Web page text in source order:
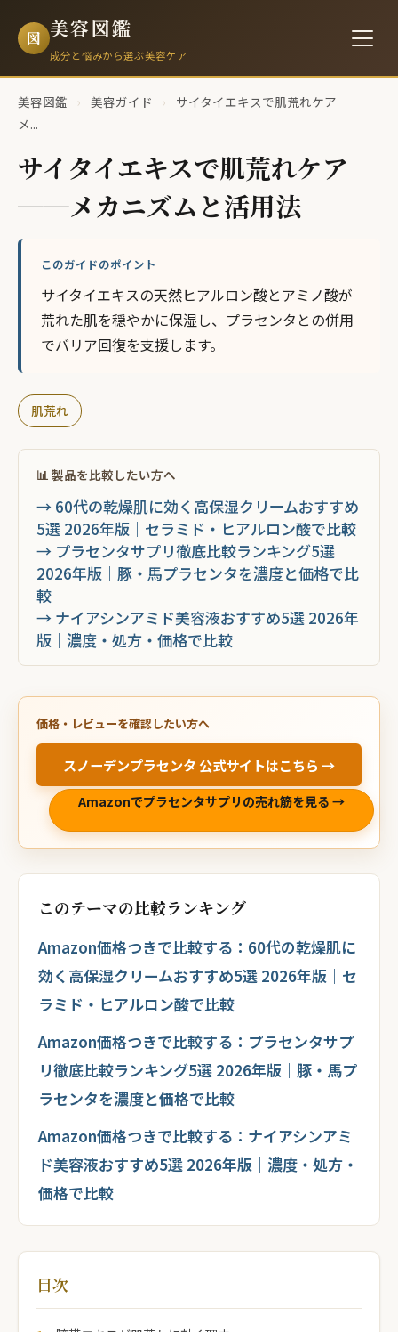
図 美容図鑑
成分と悩みから選ぶ美容ケア
美容図鑑 › 美容ガイド ›
サイタイエキスで肌荒れケア──
メ...
サイタイエキスで肌荒れケア
──メカニズムと活用法
このガイドのポイント
サイタイエキスの天然ヒアルロン酸とアミノ酸が
荒れた肌を穏やかに保湿し、プラセンタとの併用
でバリア回復を支援します。
肌荒れ
📊 製品を比較したい方へ
→ 60代の乾燥肌に効く高保湿クリームおすすめ
5選 2026年版｜セラミド・ヒアルロン酸で比較
→ プラセンタサプリ徹底比較ランキング5選
2026年版｜豚・馬プラセンタを濃度と価格で比
較
→ ナイアシンアミド美容液おすすめ5選 2026年
版｜濃度・処方・価格で比較
価格・レビューを確認したい方へ
スノーデンプラセンタ 公式サイトはこちら →
Amazonでプラセンタサプリの売れ筋を見る →
このテーマの比較ランキング
Amazon価格つきで比較する：60代の乾燥肌に
効く高保湿クリームおすすめ5選 2026年版｜セ
ラミド・ヒアルロン酸で比較
Amazon価格つきで比較する：プラセンタサプ
リ徹底比較ランキング5選 2026年版｜豚・馬プ
ラセンタを濃度と価格で比較
Amazon価格つきで比較する：ナイアシンアミ
ド美容液おすすめ5選 2026年版｜濃度・処方・
価格で比較
目次